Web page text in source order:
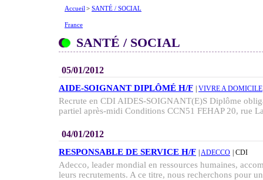
Accueil > SANTÉ / SOCIAL
France
SANTÉ / SOCIAL
05/01/2012
AIDE-SOIGNANT DIPLÔMÉ H/F VIVRE A DOMICILE
Recrute en CDI AIDES-SOIGNANT(E)S Diplôme
partiel après-midi Conditions CCN51 FEHAP 20, rue
04/01/2012
RESPONSABLE DE SERVICE H/F ADECCO | CDI
Adecco, leader mondial en ressources humaines,
leurs recrutements. A ce titre, nous recherchons pour